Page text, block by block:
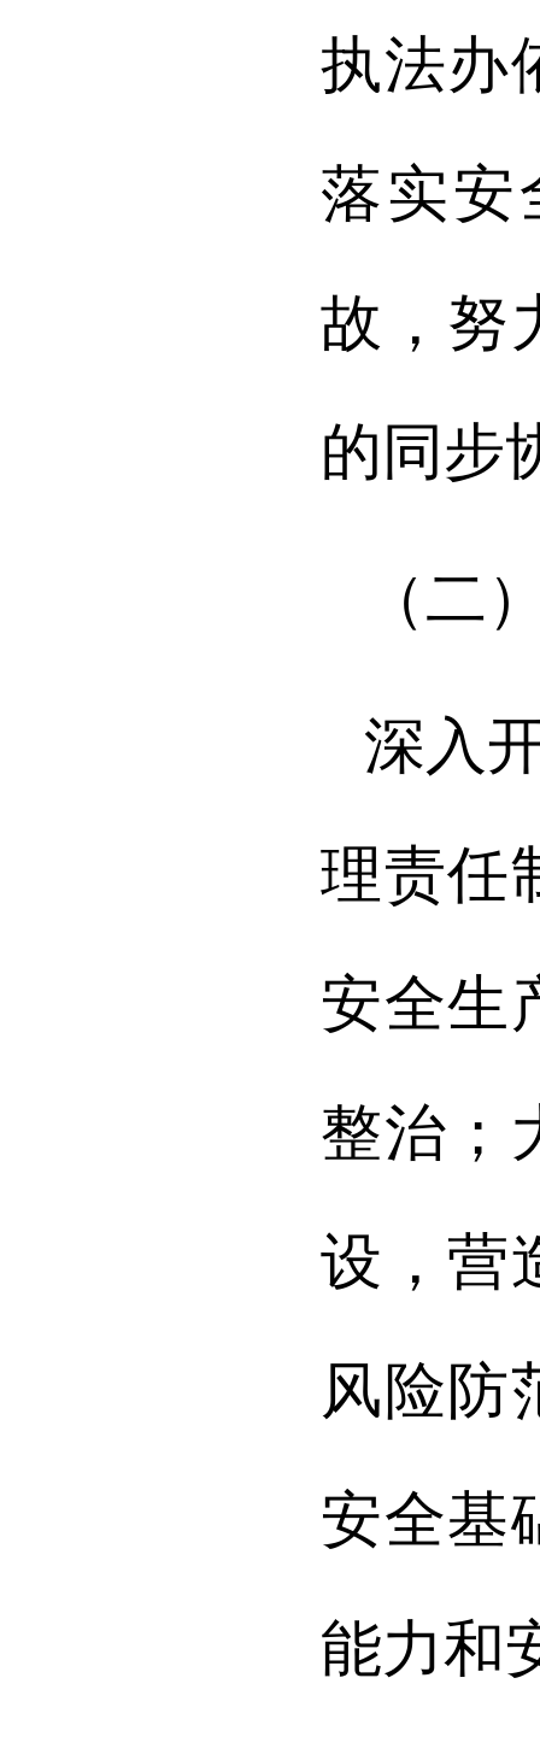
执法办
落实安
故，努
的同步
（二
深入
理责任
安全生
整治；
设，营
风险防
安全基
能力和